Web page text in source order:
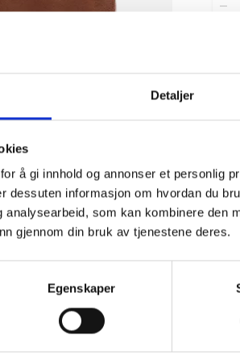
Detaljer
å gi innhold og annonser et personlig
dessuten informasjon om hvordan du
analysearbeid, som kan kombinere den
gjennom din bruk av tjenestene deres.
Egenskaper